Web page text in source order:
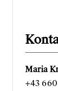
Maria
+43 660